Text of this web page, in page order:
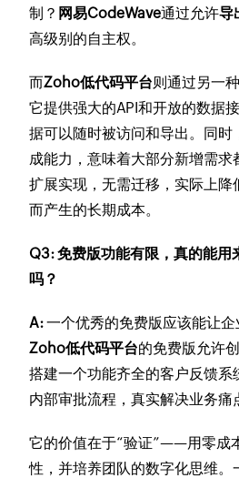
制？ 网易CodeWave通过允许导
高级别的自主权。
而Zoho低代码平台则通过另一
它提供强大的API和开放的数据
据可以随时被访问和导出。同时
成能力，意味着大部分新增需求
扩展实现，无需迁移，实际上降
而产生的长期成本。
Q3: 免费版功能有限，真的能用
吗？
A:一个优秀的免费版应该能让企
Zoho低代码平台的免费版允许
搭建一个功能齐全的客户反馈系
内部审批流程，真实解决业务痛
它的价值在于“验证”——用零成
性，并培养团队的数字化思维。